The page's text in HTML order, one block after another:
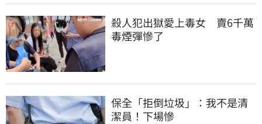
殺人犯出獄愛上毒女　賣6千萬
毒煙彈慘了
保全「拒倒垃圾」：我不是清
潔員！下場慘